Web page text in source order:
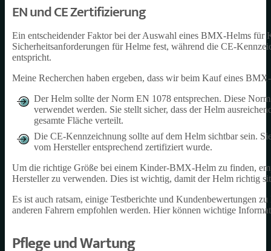
EN und CE Zertifizierung
Ein entscheidender Faktor bei der Auswahl eines BMX-Helms
Sicherheitsanforderungen für Helme fest, während die CE-
entspricht.
Meine Recherchen haben ergeben, dass wir beim Kauf eines
Der Helm sollte der Norm EN 1078 entsprechen. Diese
verwendet werden. Sie stellt sicher, dass der Helm
gesamte Fläche verteilt.
Die CE-Kennzeichnung sollte auf dem Helm sichtbar sein.
vom Hersteller entsprechend zertifiziert wurde.
Um die richtige Größe bei einem Kinder-BMX-Helm zu finden,
Hersteller zu verwenden. Dies ist wichtig, damit der Helm richtig
Es ist auch ratsam, einige Testberichte und Kundenbewertungen
anderen Fahrern empfohlen werden. Hier können wichtige
Pflege und Wartung